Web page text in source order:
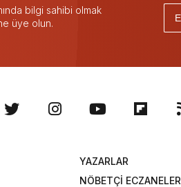
bilgi sahibi olmak
üye olun.
YAZARLAR
NÖBETÇİ ECZANELER